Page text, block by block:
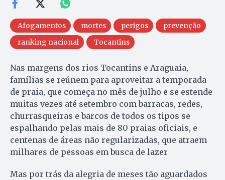
Afogamentos mortes perigos
prevenção
ranking nacional
Tocantins
Nas margens dos rios Tocantins e Araguaia,
famílias se reúnem para aproveitar a temporada
de praia, que começa no mês de julho e se estende
muitas vezes até setembro com barracas, redes,
churrasqueiras e barcos de todos os tipos se
espalhando pelas mais de 80 praias oficiais, e
centenas de áreas não regularizadas, que atraem
milhares de pessoas em busca de lazer
Mas por trás da alegria de meses tão aguardados